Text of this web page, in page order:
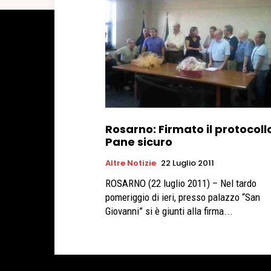
Rosarno: Firmato il
Pane sicuro
Altre Notizie 22 Luglio 2011
ROSARNO (22 luglio 2011) – Nel tardo
pomeriggio di ieri, presso palazzo “San
Giovanni” si è giunti alla firma...